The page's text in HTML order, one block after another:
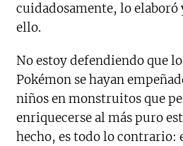
cuidadosamente, lo elaboró
ello.
No estoy defendiendo que
Pokémon se hayan
niños en monstruitos que
enriquecerse al más puro
hecho, es todo lo contrario: